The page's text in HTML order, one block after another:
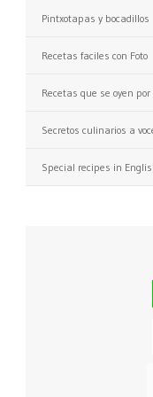
Pintxotapas y bocadillos
Recetas faciles con Foto
Recetas que se oyen
Secretos culinarios a
Special recipes in